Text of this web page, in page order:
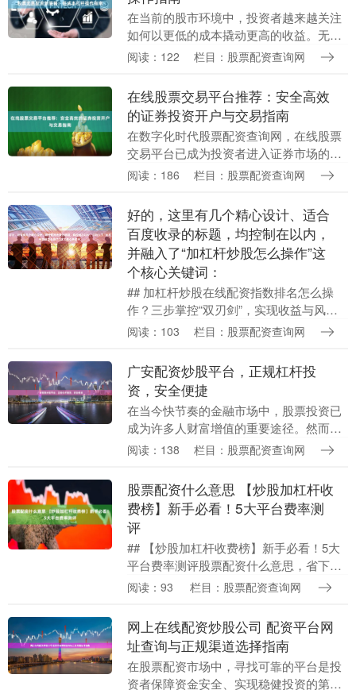
在当前的股市环境中，投资者越来越关注
如何以更低的成本撬动更高的收益。无息
配资作为一种新兴的杠杆工具股票配资查
入解析无息配资的....
阅读：122 栏目：股票配资查询网
在线股票交易平台推荐：安全高效
的证券投资开户与交易指南
在数字化时代股票配资查询网，在线股票
交易平台已成为投资者进入证券市场的主
要门户。选择一个安全、高效且功能齐全
提升投资效率。本....
阅读：186 栏目：股票配资查询网
好的，这里有几个精心设计、适合
百度收录的标题，均控制在以内，
并融入了“加杠杆炒股怎么操作”这
个核心关键词：
## 加杠杆炒股在线配资指数排名怎么操
作？三步掌控“双刃剑”，实现收益与风控
的平衡 在股市的浪潮中，“加杠杆”如同一
加剧亏损....
阅读：103 栏目：股票配资查询网
广安配资炒股平台，正规杠杆投
资，安全便捷
在当今快节奏的金融市场中，股票投资已
成为许多人财富增值的重要途径。然而，
资金不足往往成为投资者扩大收益的瓶
为投资者提供正规、....
阅读：138 栏目：股票配资查询网
股票配资什么意思 【炒股加杠杆收
费榜】新手必看！5大平台费率测
评
## 【炒股加杠杆收费榜】新手必看！5大
平台费率测评股票配资什么意思，省下的
就是赚到的！ * **放大投资资金：**投资者
机....
阅读：93 栏目：股票配资查询网
网上在线配资炒股公司 配资平台网
址查询与正规渠道选择指南
在股票配资市场中，寻找可靠的平台是投
资者保障资金安全、实现稳健投资的第一